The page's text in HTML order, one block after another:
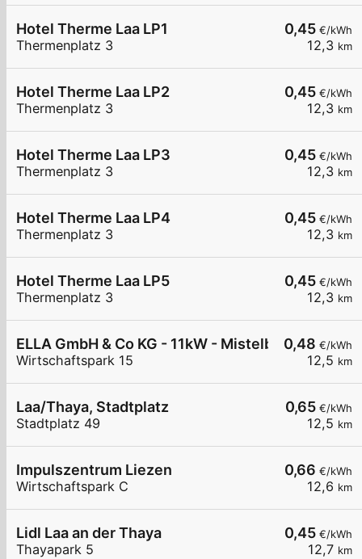
0,45 €/kWh
12,3 km
Hotel Therme Laa LP1
Thermenplatz 3
0,45 €/kWh
12,3 km
Hotel Therme Laa LP2
Thermenplatz 3
0,45 €/kWh
12,3 km
Hotel Therme Laa LP3
Thermenplatz 3
0,45 €/kWh
12,3 km
Hotel Therme Laa LP4
Thermenplatz 3
0,45 €/kWh
12,3 km
Hotel Therme Laa LP5
Thermenplatz 3
0,48 €/kWh
12,5 km
ELLA GmbH & Co KG - 11kW - Mistelbach -
Wirtschaftspark 15
0,65 €/kWh
12,5 km
Laa/Thaya, Stadtplatz
Stadtplatz 49
0,66 €/kWh
12,6 km
Impulszentrum Liezen
Wirtschaftspark C
0,45 €/kWh
12,7 km
Lidl Laa an der Thaya
Thayapark 5